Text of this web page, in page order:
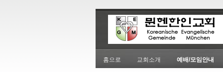
홈으로 교회소개 예배/모임안내